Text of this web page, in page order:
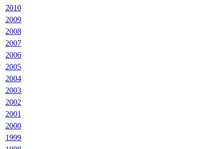
2010
2009
2008
2007
2006
2005
2004
2003
2002
2001
2000
1999